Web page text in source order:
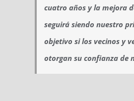
cuatro años y la mejora
seguirá siendo nuestro
objetivo si los vecinos y
otorgan su confianza de